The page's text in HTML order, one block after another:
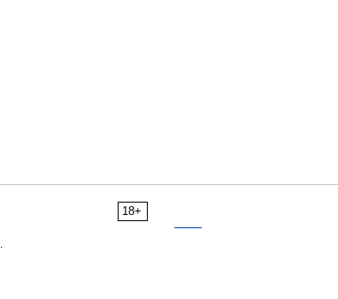
18+